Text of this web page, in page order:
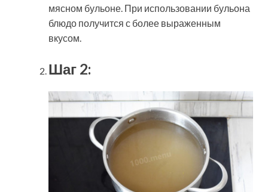
мясном бульоне. При использовании бульона
блюдо получится с более выраженным
вкусом.
Шаг 2: